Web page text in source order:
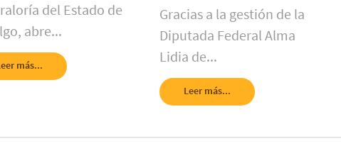
del Estado de
abre...
más...
Gracias a la gestión de la
Diputada Federal Alma
Lidia de...
Leer más...